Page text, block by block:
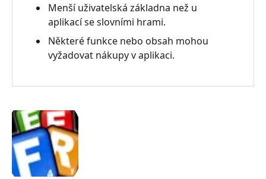
Menší uživatelská základna než u
aplikací se slovními hrami.
Některé funkce nebo obsah mohou
vyžadovat nákupy v aplikaci.